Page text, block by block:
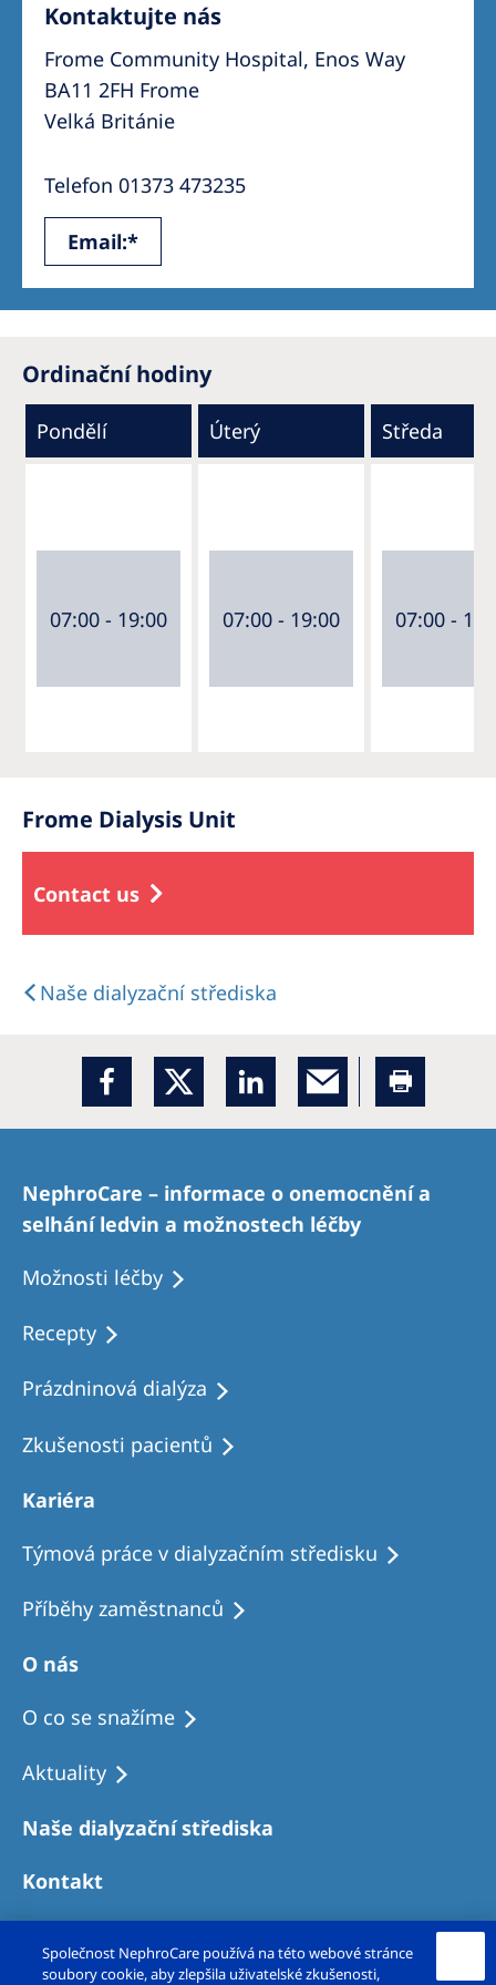
Kontaktujte nás
Frome Community Hospital, Enos Way
BA11 2FH Frome
Velká Británie
Telefon 01373 473235
Email:*
Ordinační hodiny
Pondělí Úterý Středa
07:00 - 19:00 07:00 - 19:00 07:00 -
Frome Dialysis Unit
Contact us
Naše dialyzační střediska
NephroCare – informace o onemocnění a
selhání ledvin a možnostech léčby
Možnosti léčby
Recepty
Prázdninová dialýza
Zkušenosti pacientů
Kariéra
Týmová práce v dialyzačním středisku
Příběhy zaměstnanců
O nás
O co se snažíme
Aktuality
Naše dialyzační střediska
Kontakt
Společnost NephroCare používá na této webové stránce
soubory cookie, aby zlepšila uživatelské zkušenosti,